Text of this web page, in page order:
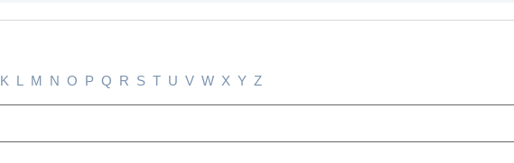
K L M N O P Q R S T U V W X Y Z